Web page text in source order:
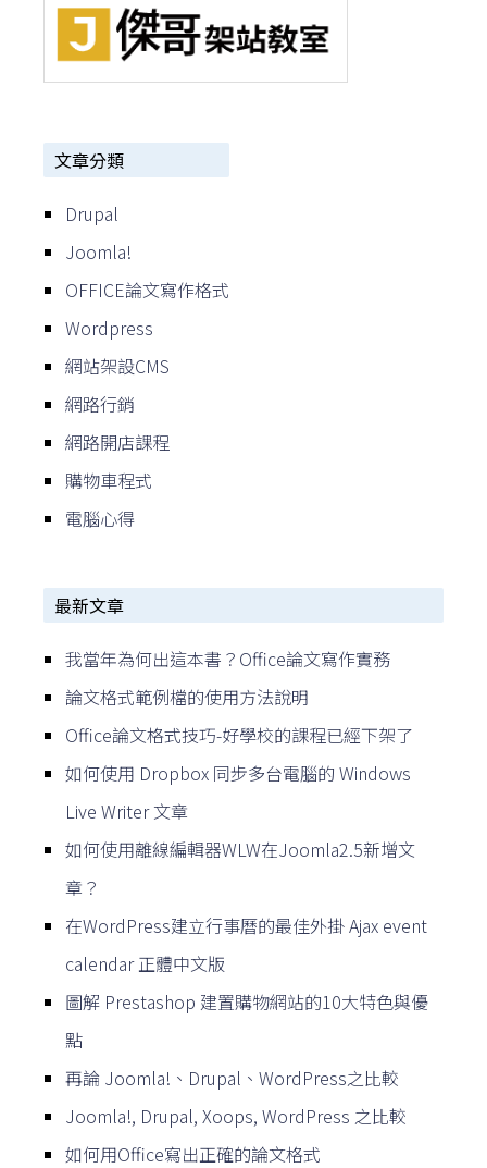
文章分類
Drupal
Joomla!
OFFICE論文寫作格式
Wordpress
網站架設CMS
網路行銷
網路開店課程
購物車程式
電腦心得
最新文章
我當年為何出這本書？Office論文寫作實務
論文格式範例檔的使用方法說明
Office論文格式技巧-好學校的課程已經下架了
如何使用 Dropbox 同步多台電腦的 Windows
Live Writer 文章
如何使用離線編輯器WLW在Joomla2.5新增文
章？
在WordPress建立行事曆的最佳外掛 Ajax event
calendar 正體中文版
圖解 Prestashop 建置購物網站的10大特色與優
點
再論 Joomla!、Drupal、WordPress之比較
Joomla!, Drupal, Xoops, WordPress 之比較
如何用Office寫出正確的論文格式